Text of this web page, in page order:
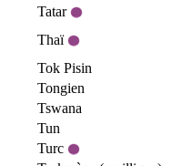
Tatar
Thaï
Tok Pisin
Tongien
Tswana
Tun
Turc